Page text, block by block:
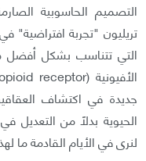
تريليون "تجربة افتراضية"
التي تتناسب بشكل أفضل
جديدة في اكتشاف
الحيوية بدلًا من التعديل
لنرى في الأيام القادمة ما